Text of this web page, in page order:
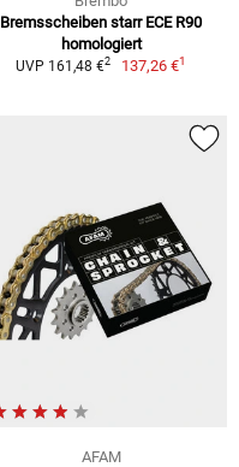
Bremsscheiben starr ECE R90
homologiert
UVP 161,48 €2 137,26 €1
AFAM